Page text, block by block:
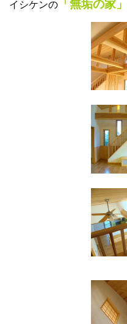
イシケンの 「無垢の家」